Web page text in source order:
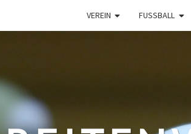
VEREIN FUSSBALL